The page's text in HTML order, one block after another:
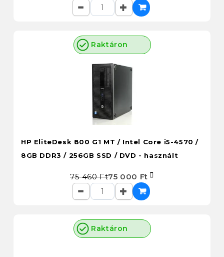
Raktáron
HP EliteDesk 800 G1 MT / Intel Core i5-4570 /
8GB DDR3 / 256GB SSD / DVD - használt
75 460 Ft75 000 Ft
Raktáron